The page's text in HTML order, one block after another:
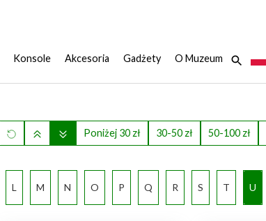
Konsole Akcesoria Gadżety O Muzeum
Poniżej 30 zł 30-50 zł 50-100 zł
L M N O P Q R S T U